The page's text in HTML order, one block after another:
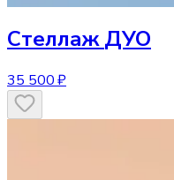
Стеллаж ДУО
35 500 ₽